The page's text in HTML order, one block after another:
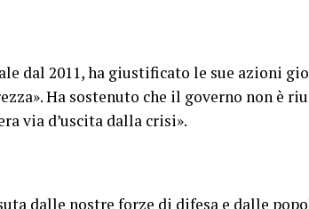
dal 2011, ha giustificato le sue azioni
Ha sostenuto che il governo non è
via d’uscita dalla crisi».
dalle nostre forze di difesa e dalle